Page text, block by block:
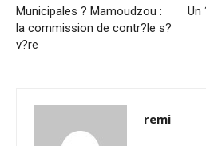
Municipales ? Mamoudzou :
la commission de contr?le s?
v?re
Un
remi